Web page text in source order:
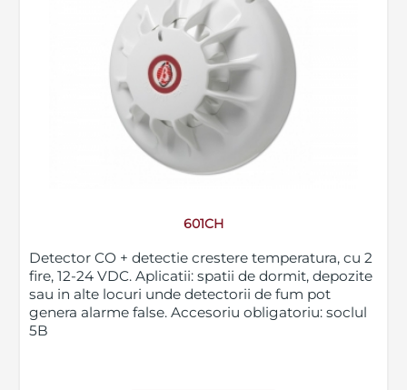
601CH
Detector CO + detectie crestere temperatura, cu 2
fire, 12-24 VDC. Aplicatii: spatii de dormit, depozite
sau in alte locuri unde detectorii de fum pot
genera alarme false. Accesoriu obligatoriu: soclul
5B